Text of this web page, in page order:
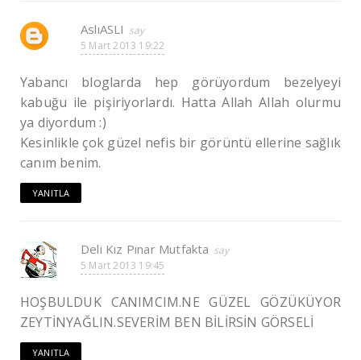
AslıASLI
5 Mart 2013 19:22
Yabancı bloglarda hep görüyordum bezelyeyi
kabuğu ile pişiriyorlardı. Hatta Allah Allah olurmu
ya diyordum :)
Kesinlikle çok güzel nefis bir görüntü ellerine sağlık
canım benim.
YANITLA
Deli Kız Pınar Mutfakta
5 Mart 2013 19:45
HOŞBULDUK CANIMCIM.NE GÜZEL GÖZÜKÜYOR
ZEYTİNYAĞLIN.SEVERİM BEN BİLİRSİN GÖRSELİ
YANITLA